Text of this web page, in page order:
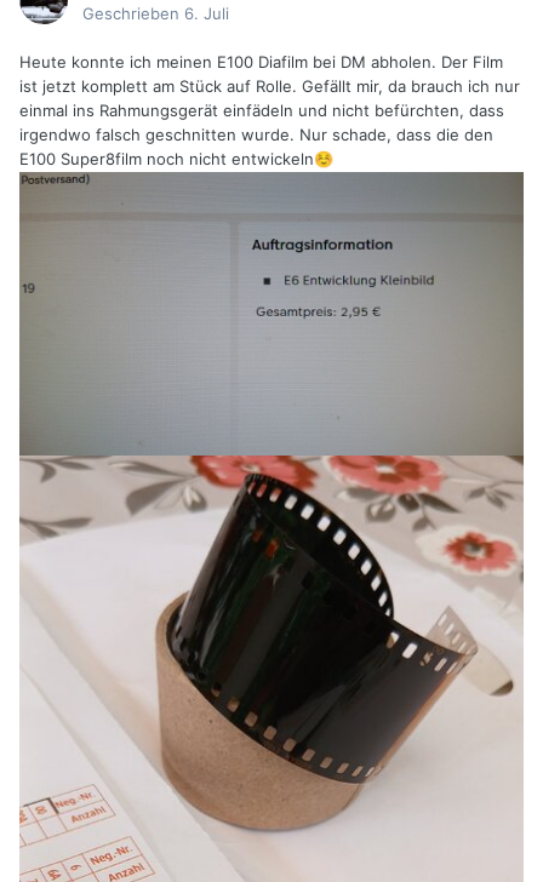
Geschrieben 6. Juli
Heute konnte ich meinen E100 Diafilm bei DM abholen. Der Film
ist jetzt komplett am Stück auf Rolle. Gefällt mir, da brauch ich nur
einmal ins Rahmungsgerät einfädeln und nicht befürchten, dass
irgendwo falsch geschnitten wurde. Nur schade, dass die den
E100 Super8film noch nicht entwickeln☺️